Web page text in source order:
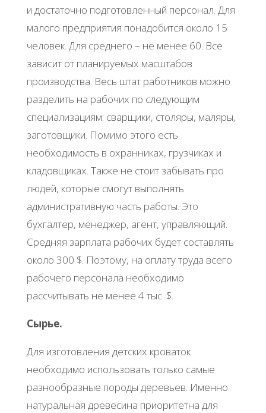
и достаточно подготовленный персонал. Для
малого предприятия понадобится около 15
человек. Для среднего – не менее 60. Все
зависит от планируемых масштабов
производства. Весь штат работников можно
разделить на рабочих по следующим
специализациям: сварщики, столяры, маляры,
заготовщики. Помимо этого есть
необходимость в охранниках, грузчиках и
кладовщиках. Также не стоит забывать про
людей, которые смогут выполнять
административную часть работы. Это
бухгалтер, менеджер, агент, управляющий.
Средняя зарплата рабочих будет составлять
около 300 $. Поэтому, на оплату труда всего
рабочего персонала необходимо
рассчитывать не менее 4 тыс. $.
Сырье.
Для изготовления детских кроваток
необходимо использовать только самые
разнообразные породы деревьев. Именно
натуральная древесина приоритетна для